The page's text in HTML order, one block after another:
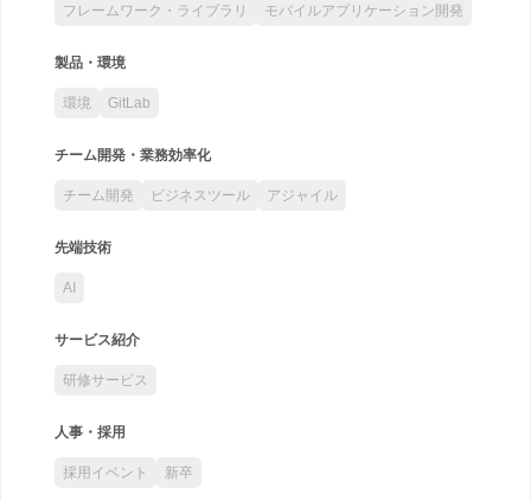
フレームワーク・ライブラリ
モバイルアプリケーション開発
製品・環境
環境 GitLab
チーム開発・業務効率化
チーム開発 ビジネスツール アジャイル
先端技術
AI
サービス紹介
研修サービス
人事・採用
採用イベント 新卒